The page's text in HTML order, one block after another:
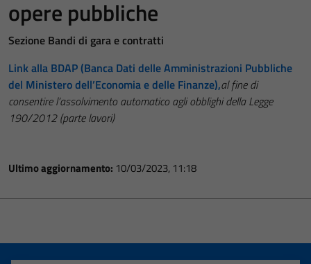
opere pubbliche
Sezione Bandi di gara e contratti
Link alla BDAP (Banca Dati delle Amministrazioni Pubbliche
del Ministero dell’Economia e delle Finanze),al fine di
consentire l’assolvimento automatico agli obblighi della Legge
190/2012 (parte lavori)
Ultimo aggiornamento: 10/03/2023, 11:18